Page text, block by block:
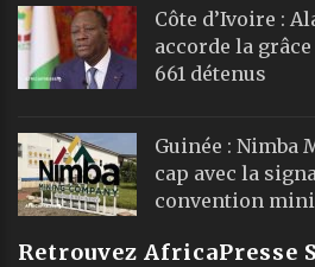
Côte d’Ivoire :
accorde la
661 détenus
Guinée : Nimba
cap avec la
convention
Retrouvez AfricaPresse